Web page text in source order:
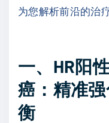
为您解析前沿的治
一、 HR阳
癌：精准
衡